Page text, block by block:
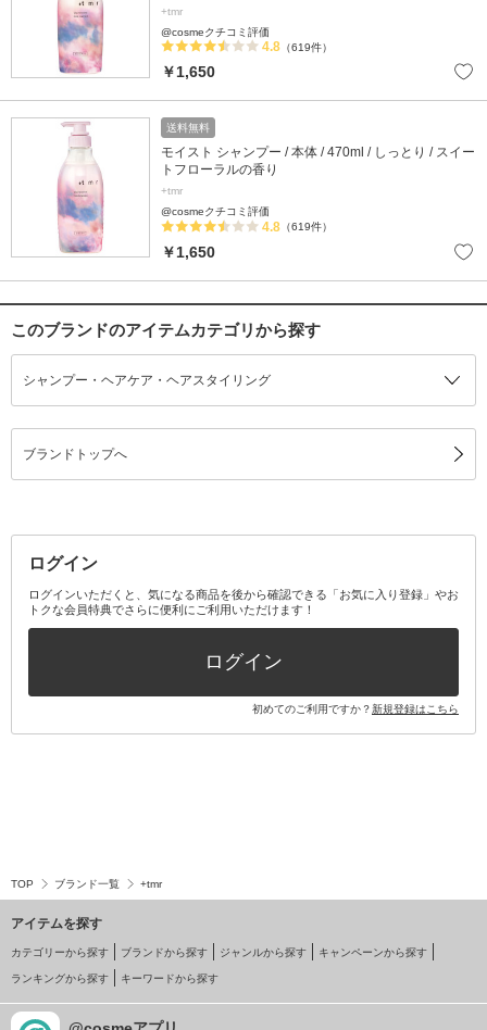
+tmr
@cosmeクチコミ評価
4.8 （619件）
￥1,650
送料無料
モイスト シャンプー / 本体 / 470ml / しっとり / スイー
トフローラルの香り
+tmr
@cosmeクチコミ評価
4.8 （619件）
￥1,650
このブランドのアイテムカテゴリから探す
シャンプー・ヘアケア・ヘアスタイリング
ブランドトップへ
ログイン
ログインいただくと、気になる商品を後から確認できる「お気に入り登録」やお
トクな会員特典でさらに便利にご利用いただけます！
ログイン
初めてのご利用ですか？新規登録はこちら
TOP ブランド一覧 +tmr
アイテムを探す
カテゴリーから探す ブランドから探す ジャンルから探す キャンペーンから探す
ランキングから探す キーワードから探す